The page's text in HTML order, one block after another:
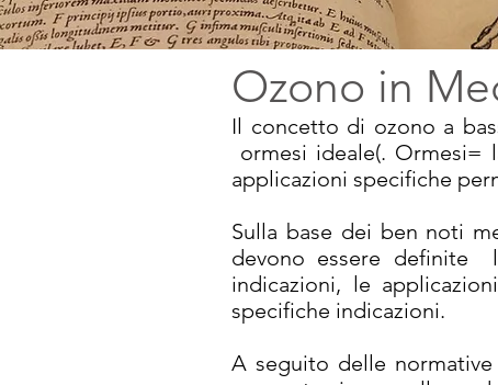
Ozono in
Il concetto di ozono a
ormesi ideale(.
applicazioni specifiche
Sulla base dei ben noti
devono essere definite
indicazioni, le
specifiche indicazioni.
A seguito delle